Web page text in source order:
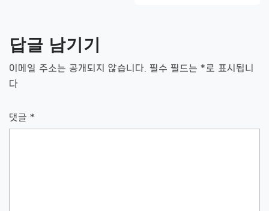
게
이
션
답글 남기기
이메일 주소는 공개되지 않습니다. 필수 필드는 * 로 표시됩니
다
댓글 *